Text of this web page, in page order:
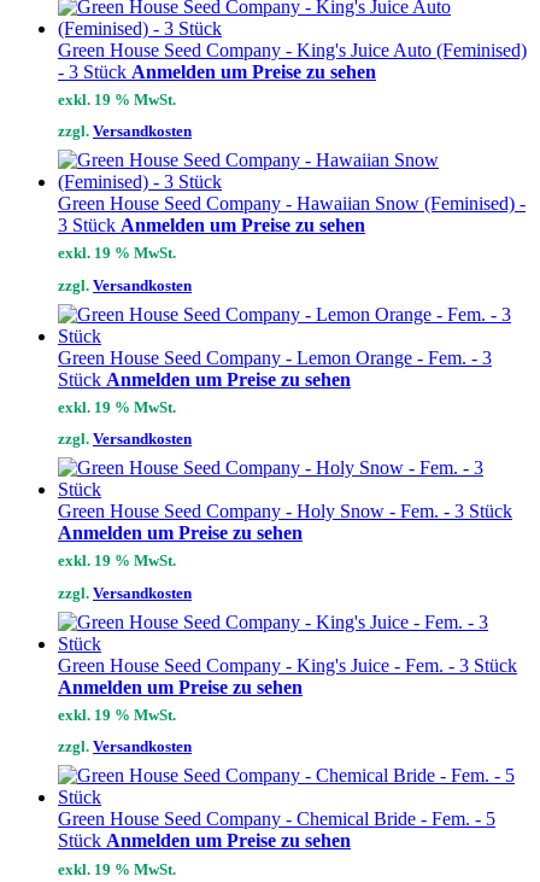
Green House Seed Company - King's Juice Auto (Feminised)
- 3 Stück Anmelden um Preise zu sehen
exkl. 19 % MwSt.
zzgl. Versandkosten
Green House Seed Company - Hawaiian Snow (Feminised) -
3 Stück Anmelden um Preise zu sehen
exkl. 19 % MwSt.
zzgl. Versandkosten
Green House Seed Company - Lemon Orange - Fem. - 3
Stück Anmelden um Preise zu sehen
exkl. 19 % MwSt.
zzgl. Versandkosten
Green House Seed Company - Holy Snow - Fem. - 3 Stück
Anmelden um Preise zu sehen
exkl. 19 % MwSt.
zzgl. Versandkosten
Green House Seed Company - King's Juice - Fem. - 3 Stück
Anmelden um Preise zu sehen
exkl. 19 % MwSt.
zzgl. Versandkosten
Green House Seed Company - Chemical Bride - Fem. - 5
Stück Anmelden um Preise zu sehen
exkl. 19 % MwSt.